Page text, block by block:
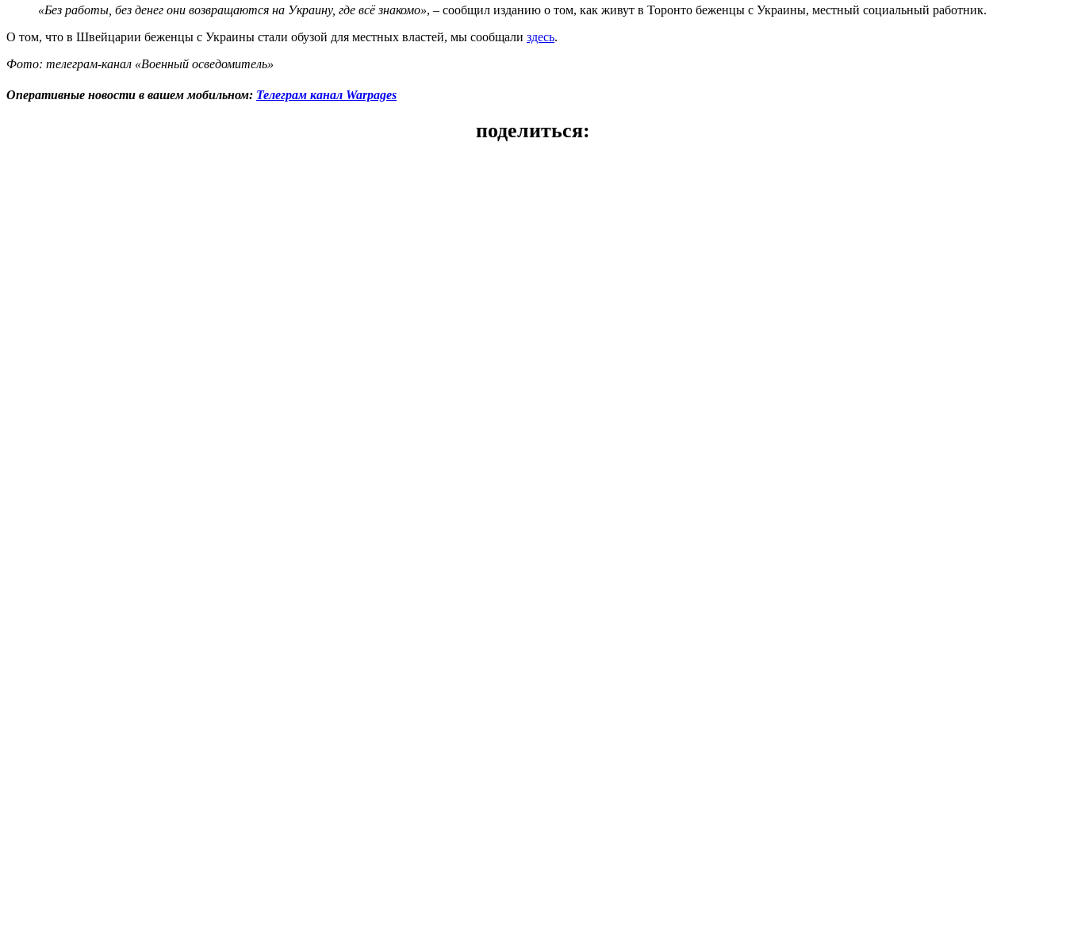
«Без работы, без денег они возвращаются на Украину, где всё знакомо», – сообщил изданию о том, как живут в Торонто беженцы с Украины, местный социальный работник.
О том, что в Швейцарии беженцы с Украины стали обузой для местных властей, мы сообщали здесь.
Фото: телеграм-канал «Военный осведомитель»
Оперативные новости в вашем мобильном: Телеграм канал Warpages
поделиться: